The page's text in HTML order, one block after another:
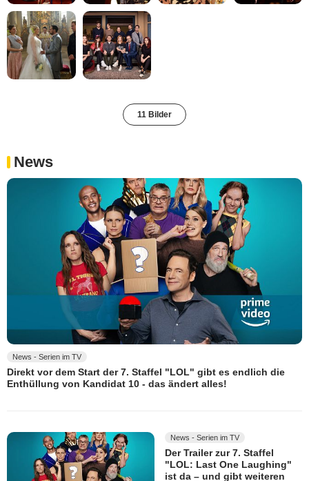
11 Bilder
News
News - Serien im TV
Direkt vor dem Start der 7. Staffel "LOL" gibt es endlich die
Enthüllung von Kandidat 10 - das ändert alles!
News - Serien im TV
Der Trailer zur 7. Staffel
"LOL: Last One Laughing"
ist da – und gibt weiteren